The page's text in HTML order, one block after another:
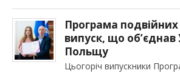
Програма
випуск, що об’єднав
Польщу
Цьогоріч випускники